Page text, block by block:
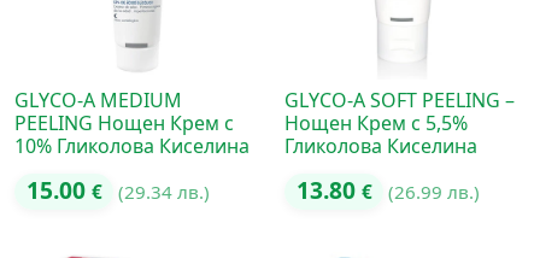
GLYCO-A MEDIUM
PEELING Нощен Крем с
10% Гликолова Киселина
15.00 € (29.34 лв.)
GLYCO-A SOFT PEELING –
Нощен Крем с 5,5%
Гликолова Киселина
13.80 € (26.99 лв.)